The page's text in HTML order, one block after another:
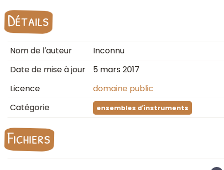
Détails
Nom de l′auteur
Inconnu
Date de mise à jour
5 mars 2017
Licence
domaine public
Catégorie
ensembles d′instruments
Fichiers